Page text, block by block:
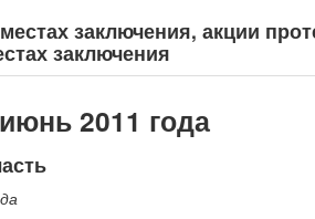
заключения, акции
заключения
2011 года
а